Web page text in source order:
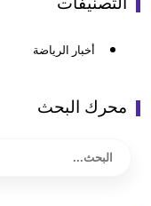
أخبار الرياضة
محرك البحث